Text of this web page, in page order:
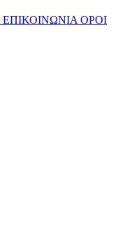
ΕΠΙΚΟΙΝΩΝΙΑ ΟΡΟΙ